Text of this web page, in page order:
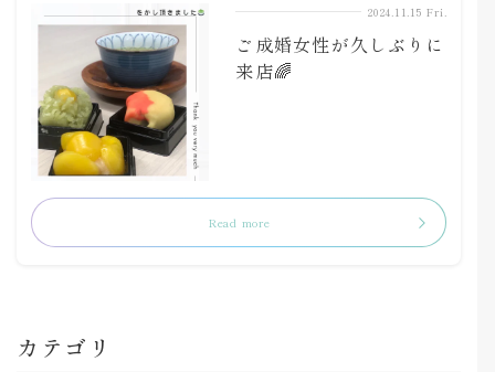
2024.11.15 Fri.
ご成婚女性が久しぶりに
来店🌈
Read more
カテゴリ